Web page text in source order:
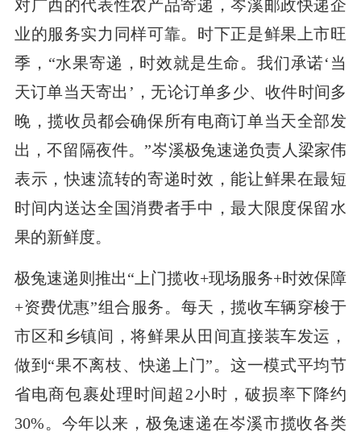
对广西的代表性农产品寄递，岑溪邮政快递企
业的服务实力同样可靠。时下正是鲜果上市旺
季，“水果寄递，时效就是生命。我们承诺‘当
天订单当天寄出’，无论订单多少、收件时间多
晚，揽收员都会确保所有电商订单当天全部发
出，不留隔夜件。”岑溪极兔速递负责人梁家伟
表示，快速流转的寄递时效，能让鲜果在最短
时间内送达全国消费者手中，最大限度保留水
果的新鲜度。
极兔速递则推出“上门揽收+现场服务+时效保障
+资费优惠”组合服务。每天，揽收车辆穿梭于
市区和乡镇间，将鲜果从田间直接装车发运，
做到“果不离枝、快递上门”。这一模式平均节
省电商包裹处理时间超2小时，破损率下降约
30%。今年以来，极兔速递在岑溪市揽收各类